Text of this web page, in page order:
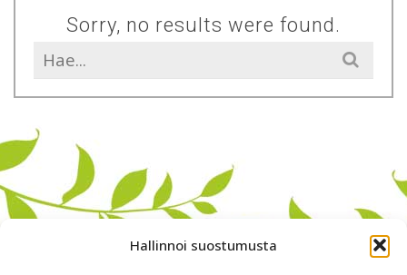
Hallinnoi suostumusta
Sorry, no results were found.
Search
for: